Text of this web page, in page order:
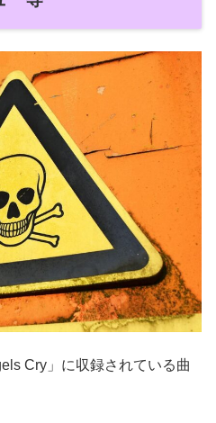
Cry」に収録されている曲